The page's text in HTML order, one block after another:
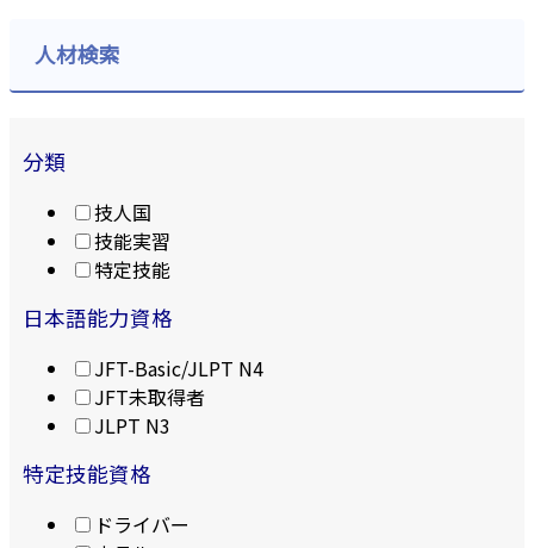
人材検索
分類
技人国
技能実習
特定技能
日本語能力資格
JFT-Basic/JLPT N4
JFT未取得者
JLPT N3
特定技能資格
ドライバー